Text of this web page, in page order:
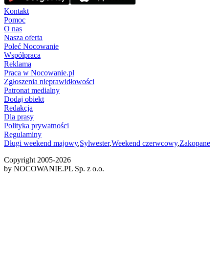
Kontakt
Pomoc
O nas
Nasza oferta
Poleć Nocowanie
Współpraca
Reklama
Praca w Nocowanie.pl
Zgłoszenia nieprawidłowości
Patronat medialny
Dodaj obiekt
Redakcja
Dla prasy
Polityka prywatności
Regulaminy
Długi weekend majowy,Sylwester,Weekend czerwcowy,Zakopane
Copyright 2005-2026
by NOCOWANIE.PL Sp. z o.o.